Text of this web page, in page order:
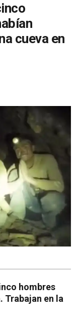
cueva en
hombres
Trabajan en la